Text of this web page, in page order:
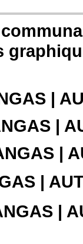
|
|
|
|
|